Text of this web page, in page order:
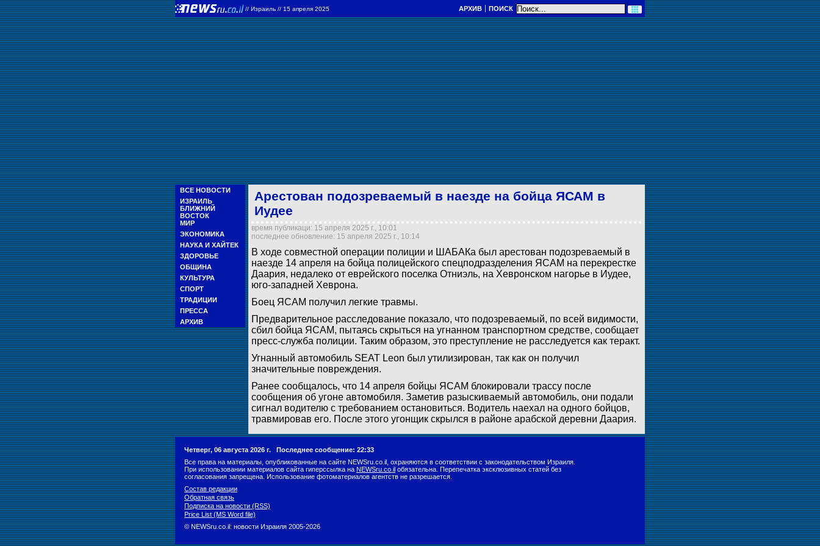
// Израиль // 15 апреля 2025 АРХИВ ПОИСК
ВСЕ НОВОСТИ
ИЗРАИЛЬ
БЛИЖНИЙ
ВОСТОК
МИР
ЭКОНОМИКА
НАУКА И ХАЙТЕК
ЗДОРОВЬЕ
ОБЩИНА
КУЛЬТУРА
СПОРТ
ТРАДИЦИИ
ПРЕССА
АРХИВ
Арестован подозреваемый в наезде на бойца ЯСАМ в
Иудее
время публикаци: 15 апреля 2025 г., 10:01
последнее обновление: 15 апреля 2025 г., 10:14
В ходе совместной операции полиции и ШАБАКа был арестован подозреваемый в
наезде 14 апреля на бойца полицейского спецподразделения ЯСАМ на перекрестке
Даария, недалеко от еврейского поселка Отниэль, на Хевронском нагорье в Иудее,
юго-западней Хеврона.
Боец ЯСАМ получил легкие травмы.
Предварительное расследование показало, что подозреваемый, по всей видимости,
сбил бойца ЯСАМ, пытаясь скрыться на угнанном транспортном средстве, сообщает
пресс-служба полиции. Таким образом, это преступление не расследуется как теракт.
Угнанный автомобиль SEAT Leon был утилизирован, так как он получил
значительные повреждения.
Ранее сообщалось, что 14 апреля бойцы ЯСАМ блокировали трассу после
сообщения об угоне автомобиля. Заметив разыскиваемый автомобиль, они подали
сигнал водителю с требованием остановиться. Водитель наехал на одного бойцов,
травмировав его. После этого угонщик скрылся в районе арабской деревни Даария.
Четверг, 06 августа 2026 г. Последнее сообщение: 22:33
Все права на материалы, опубликованные на сайте NEWSru.co.il, охраняются в соответствии с законодательством Израиля.
При использовании материалов сайта гиперссылка на NEWSru.co.il обязательна. Перепечатка эксклюзивных статей без
согласования запрещена. Использование фотоматериалов агентств не разрешается.
Состав редакции
Обратная связь
Подписка на новости (RSS)
Price List (MS Word file)
© NEWSru.co.il: новости Израиля 2005-2026